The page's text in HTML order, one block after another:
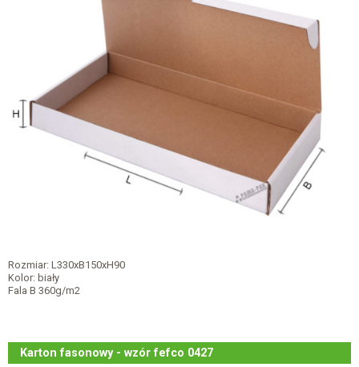
Rozmiar: L330xB150xH90
Kolor: biały
Fala B 360g/m2
Karton fasonowy - wzór fefco 0427